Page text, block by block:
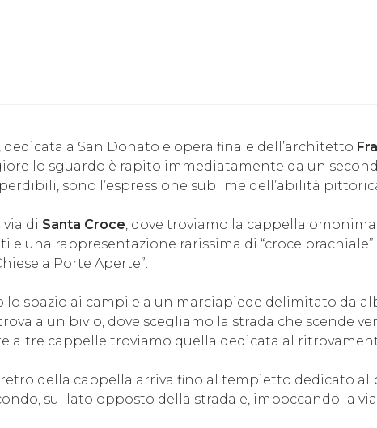
, dedicata a San Donato e opera finale dell’architetto
lo sguardo è rapito immediatamente da un
sono l’espressione sublime dell’abilità
di Santa Croce , dove troviamo la cappella
una rappresentazione rarissima di “croce
a Porte Aperte”.
spazio ai campi e a un marciapiede delimitato da
a un bivio, dove scegliamo la strada che scende
cappelle troviamo quella dedicata al
della cappella arriva fino al tempietto dedicato al
sul lato opposto della strada e, imboccando la